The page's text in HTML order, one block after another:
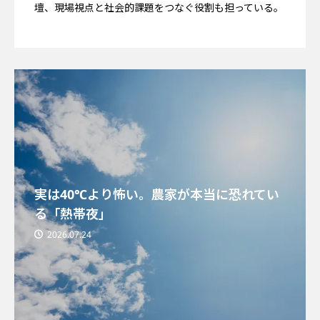
壇、現場視点と社会的課題をつなぐ役割も担っている。
実は40℃より怖い。農家が本当に恐れてい
る「熱帯夜」
2026.07.24